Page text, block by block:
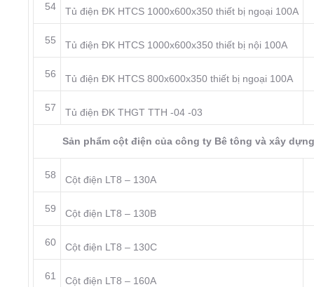
54 Tủ điện ĐK HTCS 1000x600x350 thiết bị ngoại 100A
55 Tủ điện ĐK HTCS 1000x600x350 thiết bị nội 100A
56 Tủ điện ĐK HTCS 800x600x350 thiết bị ngoại 100A
57 Tủ điện ĐK THGT TTH -04 -03
Sản phẩm cột điện của công ty Bê tông và xây
58 Cột điện LT8 – 130A
59 Cột điện LT8 – 130B
60 Cột điện LT8 – 130C
61 Cột điện LT8 – 160A